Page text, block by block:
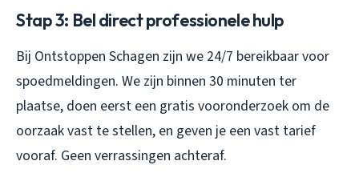
Stap 3: Bel direct professionele hulp
Bij Ontstoppen Schagen zijn we 24/7 bereikbaar voor
spoedmeldingen. We zijn binnen 30 minuten ter
plaatse, doen eerst een gratis vooronderzoek om de
oorzaak vast te stellen, en geven je een vast tarief
vooraf. Geen verrassingen achteraf.